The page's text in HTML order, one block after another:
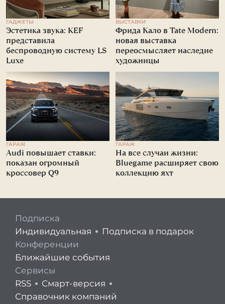
ГАДЖЕТЫ
Эстетика звука: KEF
представила
беспроводную систему LS
Luxe
ВЫСТАВКИ
Фрида Кало в Tate Modern:
новая выставка
переосмысляет наследие
художницы
ГАРАЖ
Audi повышает ставки:
показан огромный
кроссовер Q9
ГАРАЖ
На все случаи жизни:
Bluegame расширяет свою
коллекцию яхт
Подписка
Индивидуальная
Подписка в подарок
Конференции
Ближайшие события
Сервисы
RSS
Смарт-версия
Справочник компаний